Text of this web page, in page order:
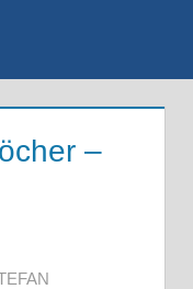
–